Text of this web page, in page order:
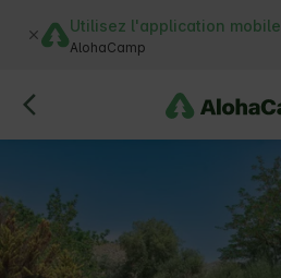
Utilisez l'application mobile
AlohaCamp